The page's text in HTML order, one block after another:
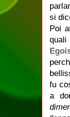
si
Poi
quali
fu
a